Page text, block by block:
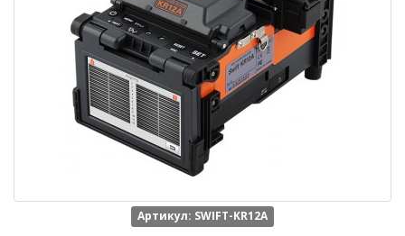
Артикул: SWIFT-KR12A